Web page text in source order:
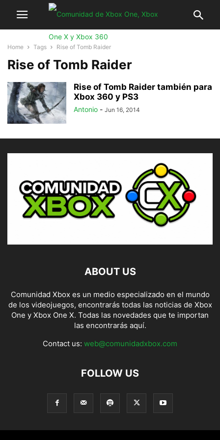
Home Tags Rise of Tomb Raider
Rise of Tomb Raider
Rise of Tomb Raider también para
Xbox 360 y PS3
Antonio - Jun 16, 2014
ABOUT US
Comunidad Xbox es un medio especializado en el mundo
de los videojuegos, encontrarás todas las noticias de Xbox
One y Xbox One X. Todas las novedades que te importan
las encontrarás aquí.
Contact us: web@comunidadxbox.com
FOLLOW US